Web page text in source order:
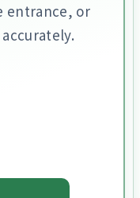
entrance, or